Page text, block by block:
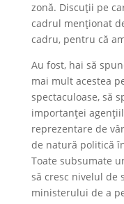
zonă. Discuții pe
cadrul menționat
cadru, pentru că
Au fost, hai să
mai mult acestea
spectaculoase, să
importanței
reprezentare de
de natură politică
Toate subsumate
să cresc nivelul de
ministerului de a